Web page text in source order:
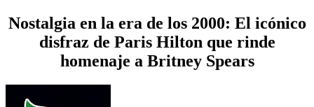
Nostalgia en la era de los 2000: El icónico
disfraz de Paris Hilton que rinde
homenaje a Britney Spears